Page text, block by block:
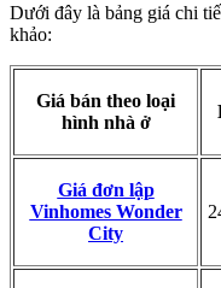
Dưới đây là bảng giá chi
khảo:
Giá bán theo loại
hình nhà ở
Giá đơn lập
Vinhomes Wonder
City